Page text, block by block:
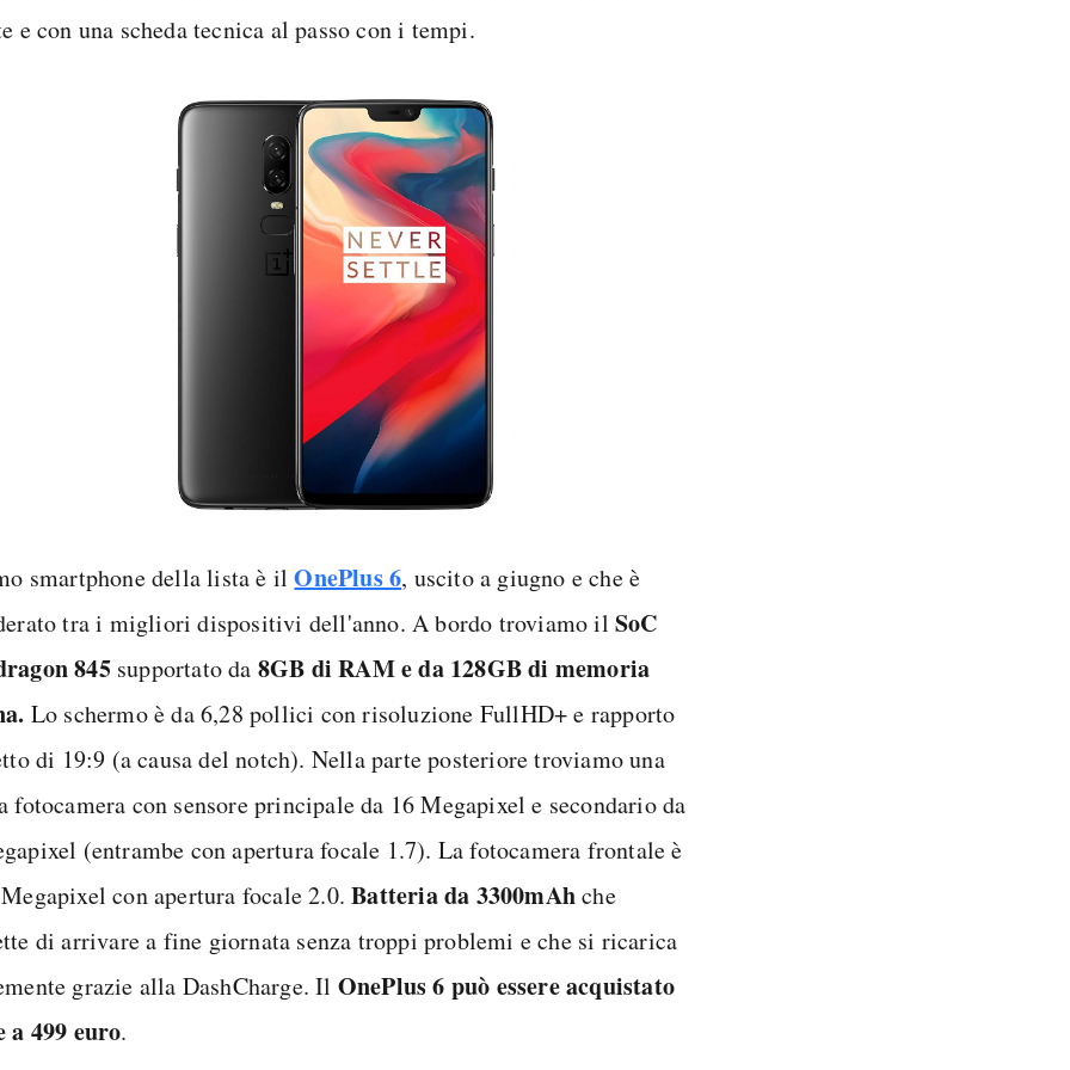
e con una scheda tecnica al passo con i tempi.
smartphone della lista è ilOnePlus 6, uscito a giugno e che è
tra i migliori dispositivi dell'anno. A bordo troviamo ilSoC
845supportato da 8GB di RAM e da 128GB di memoria
Lo schermo è da 6,28 pollici con risoluzione FullHD+ e rapporto
di 19:9 (a causa del notch). Nella parte posteriore troviamo una
fotocamera con sensore principale da 16 Megapixel e secondario da
(entrambe con apertura focale 1.7). La fotocamera frontale è
con apertura focale 2.0.Batteria da 3300mAhche
di arrivare a fine giornata senza troppi problemi e che si ricarica
grazie alla DashCharge. Il OnePlus 6 può essere acquistato
a 499 euro.